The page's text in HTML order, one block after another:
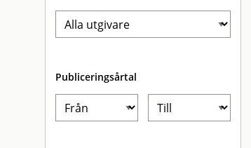
Publiceringsårtal